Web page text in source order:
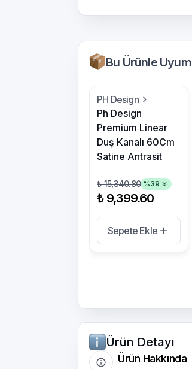
Bu Ürünle
PH Design
Ph Design
Premium Linear
Duş Kanalı 60Cm
Satine Antrasit
₺ 15,340.80 %39
₺ 9,399.60
Sepete Ekle
Ürün Detayı
Ürün Hakkında